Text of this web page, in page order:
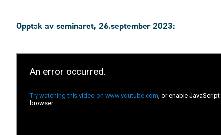
Opptak av seminaret, 26.september 2023: